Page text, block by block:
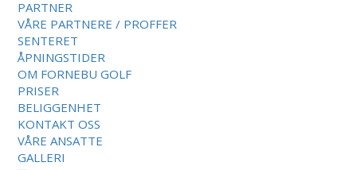
PARTNER
VÅRE PARTNERE / PROFFER
SENTERET
ÅPNINGSTIDER
OM FORNEBU GOLF
PRISER
BELIGGENHET
KONTAKT OSS
VÅRE ANSATTE
GALLERI